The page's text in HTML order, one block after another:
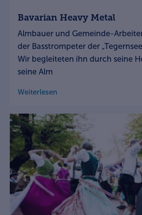
Bavarian Heavy Metal
Almbauer und Gemeinde-
der Basstrompeter der
Wir begleiteten ihn durch seine
seine Alm
Weiterlesen